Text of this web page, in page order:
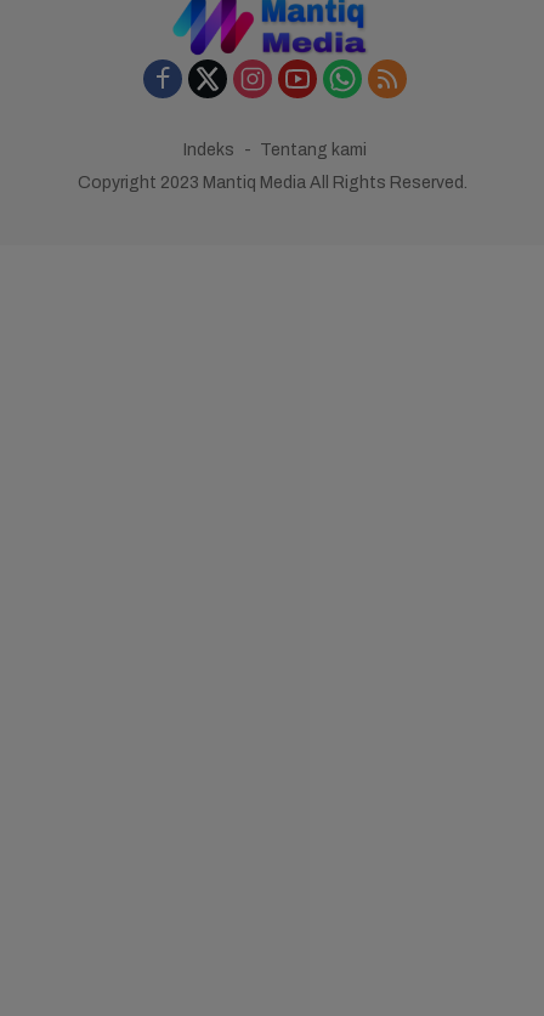
Indeks
Tentang kami
Copyright 2023 Mantiq Media All Rights Reserved.